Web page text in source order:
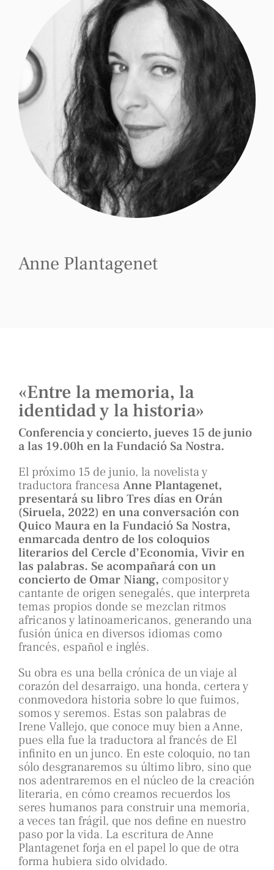
Anne Plantagenet
«Entre la memoria, la
identidad y la historia»
Conferencia y concierto, jueves 15 de junio
a las 19.00h en la Fundació Sa Nostra.
El próximo 15 de junio, la novelista y
traductora francesa Anne Plantagenet,
presentará su libro Tres días en Orán
(Siruela, 2022) en una conversación con
Quico Maura en la Fundació Sa Nostra,
enmarcada dentro de los coloquios
literarios del Cercle d’Economia, Vivir en
las palabras. Se acompañará con un
concierto de Omar Niang, compositor y
cantante de origen senegalés, que interpreta
temas propios donde se mezclan ritmos
africanos y latinoamericanos, generando una
fusión única en diversos idiomas como
francés, español e inglés.
Su obra es una bella crónica de un viaje al
corazón del desarraigo, una honda, certera y
conmovedora historia sobre lo que fuimos,
somos y seremos. Estas son palabras de
Irene Vallejo, que conoce muy bien a Anne,
pues ella fue la traductora al francés de El
infinito en un junco. En este coloquio, no tan
sólo desgranaremos su último libro, sino que
nos adentraremos en el núcleo de la creación
literaria, en cómo creamos recuerdos los
seres humanos para construir una memoria,
a veces tan frágil, que nos define en nuestro
paso por la vida. La escritura de Anne
Plantagenet forja en el papel lo que de otra
forma hubiera sido olvidado.